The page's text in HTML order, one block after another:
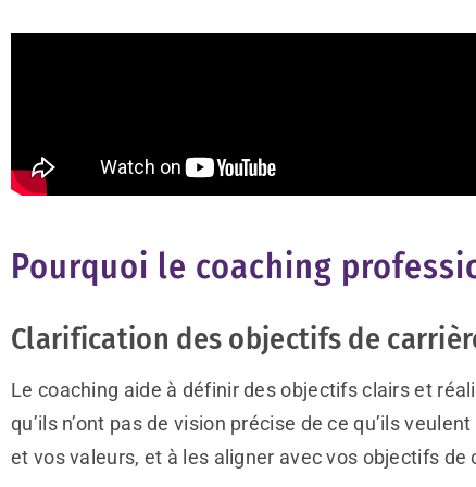
Pourquoi le coaching
Clarification des objectifs de
Le coaching aide à définir des objectifs clairs et
qu’ils n’ont pas de vision précise de ce qu’ils
et vos valeurs, et à les aligner avec vos objectifs de